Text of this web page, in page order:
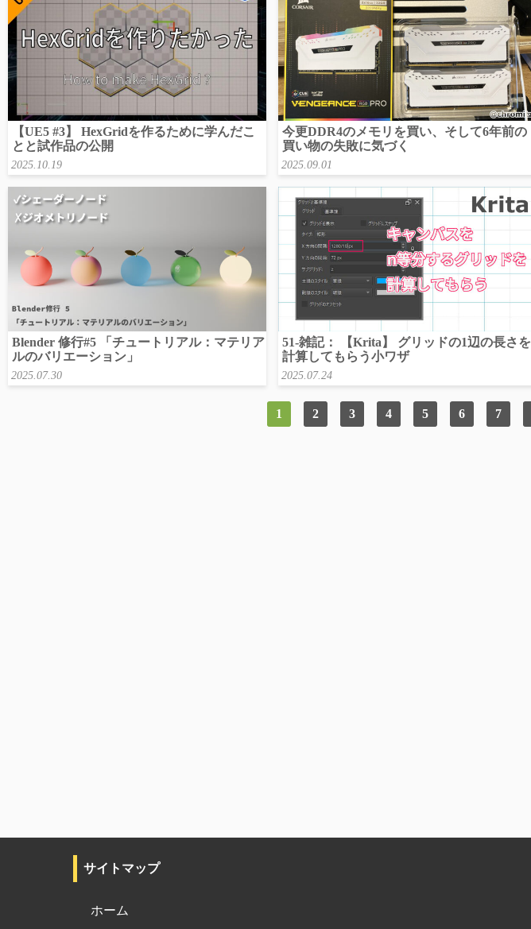
【UE5 #3】 HexGridを作るために学んだこ
とと試作品の公開
2025.10.19
今更DDR4のメモリを買い、そして6年前の
買い物の失敗に気づく
2025.09.01
Blender 修行#5 「チュートリアル：マテリア
ルのバリエーション」
2025.07.30
51-雑記： 【Krita】 グリッドの1辺の長さを
計算してもらう小ワザ
2025.07.24
1 2 3 4 5 6 7
サイトマップ
ホーム